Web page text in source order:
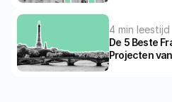
4 min leestijd
De 5 Beste
Projecten